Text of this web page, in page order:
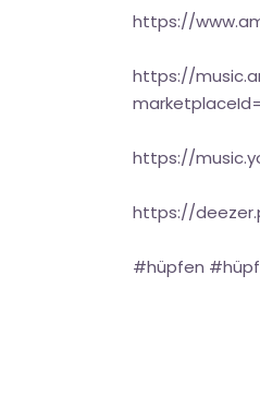
https://
https://
https://
https://
#hüpfen